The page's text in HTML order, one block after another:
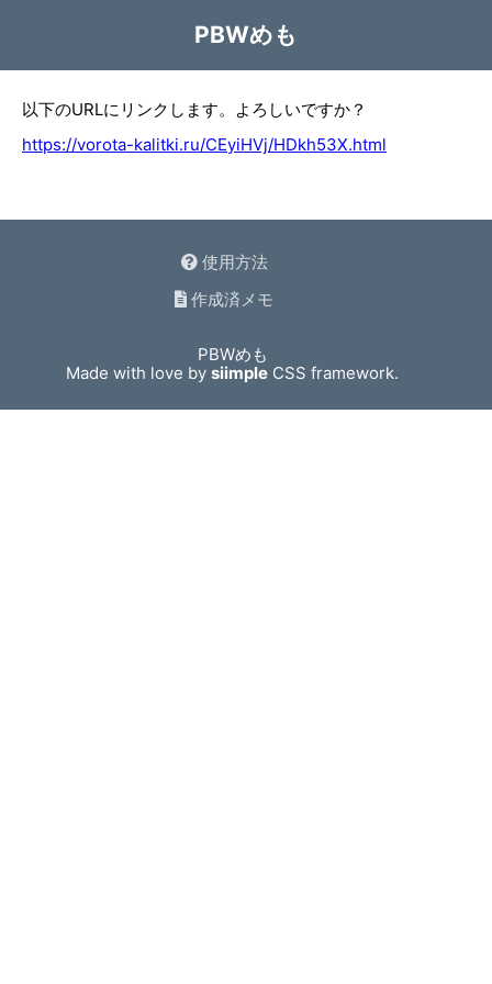
PBWめも
以下のURLにリンクします。よろしいですか？
https://vorota-kalitki.ru/CEyiHVj/HDkh53X.html
使用方法
作成済メモ
PBWめも
Made with love bysiimple CSS framework.